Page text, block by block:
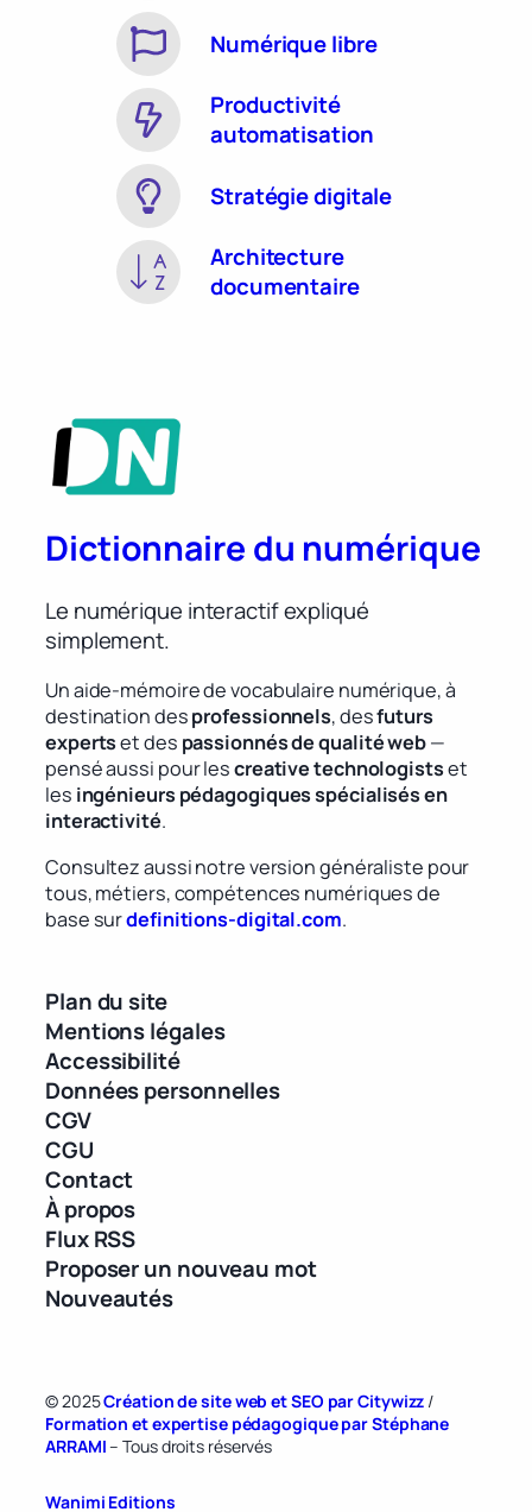
Numérique libre
Productivité
automatisation
Stratégie digitale
Architecture
documentaire
Dictionnaire du numérique
Le numérique interactif expliqué
simplement.
Un aide-mémoire de vocabulaire numérique, à
destination desprofessionnels, desfuturs
expertset des passionnés de qualité web—
pensé aussi pour lescreative technologistset
les ingénieurs pédagogiques spécialisés en
interactivité.
Consultez aussi notre version généraliste pour
tous, métiers, compétences numériques de
base surdefinitions-digital.com.
Plan du site
Mentions légales
Accessibilité
Données personnelles
CGV
CGU
Contact
À propos
Flux RSS
Proposer un nouveau mot
Nouveautés
© 2025Création de site web et SEO par Citywizz /
Formation et expertise pédagogique par Stéphane
ARRAMI– Tous droits réservés
Wanimi Editions